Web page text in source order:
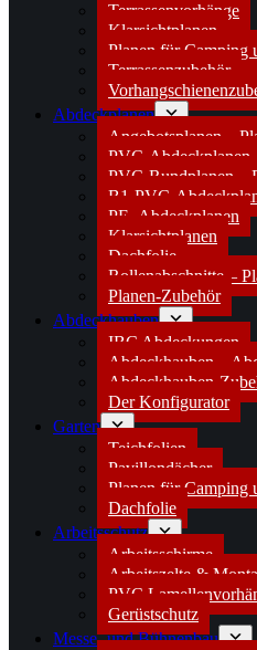
Terrassenvorhänge
Klarsichtplanen
Planen für Camping
Terrassenzubehör
Abdeckplanen
Angebotsplanen –
PVC-Abdeckplanen
PVC-Rundplanen –
B1-PVC-
PE- Abdeckplanen
Klarsichtplanen
Dachfolie
Rollenabschnitte –
Planen-Zubehör
Abdeckhauben
IBC Abdeckungen
Abdeckhauben –
Abdeckhauben-
Der Konfigurator
Garten
Teichfolien
Pavillondächer
Planen für Camping
Dachfolie
Arbeitsschutz
Arbeitsschirme
Arbeitszelte &
PVC
Gerüstschutz
Messe- und Bühnenbau